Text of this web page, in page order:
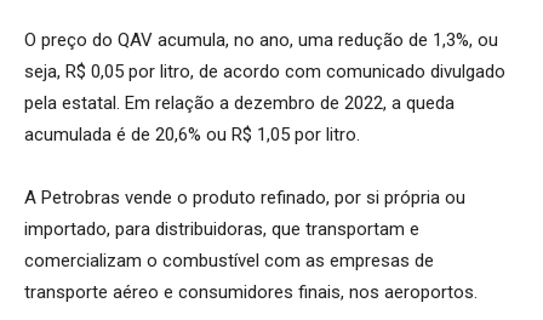
O preço do QAV acumula, no ano, uma redução de 1,3%, ou
seja, R$ 0,05 por litro, de acordo com comunicado divulgado
pela estatal. Em relação a dezembro de 2022, a queda
acumulada é de 20,6% ou R$ 1,05 por litro.
A Petrobras vende o produto refinado, por si própria ou
importado, para distribuidoras, que transportam e
comercializam o combustível com as empresas de
transporte aéreo e consumidores finais, nos aeroportos.